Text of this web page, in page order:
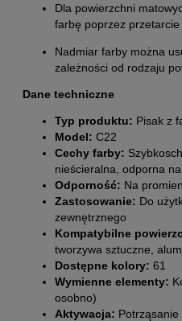
Dla powierzchni
farbę poprzez przetarcie
Nadmiar farby można
zależności od rodzaju
Dane techniczne
Typ produktu: Pisak z
Model: C22
Cechy farby:
nieścieralna, odporna
Odporność: Na
Zastosowanie: Do
zewnętrznego
Kompatybilne
tworzywa sztuczne,
Dostępne kolory: 61
Wymienne elementy:
osobno)
Aktywacja: